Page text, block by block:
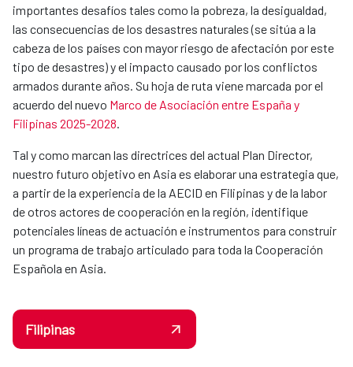
importantes desafíos tales como la pobreza, la desigualdad,
las consecuencias de los desastres naturales (se sitúa a la
cabeza de los países con mayor riesgo de afectación por este
tipo de desastres) y el impacto causado por los conflictos
armados durante años. Su hoja de ruta viene marcada por el
acuerdo del nuevo Marco de Asociación entre España y
Filipinas 2025-2028.
Tal y como marcan las directrices del actual Plan Director,
nuestro futuro objetivo en Asia es elaborar una estrategia que,
a partir de la experiencia de la AECID en Filipinas y de la labor
de otros actores de cooperación en la región, identifique
potenciales líneas de actuación e instrumentos para construir
un programa de trabajo articulado para toda la Cooperación
Española en Asia.
Filipinas